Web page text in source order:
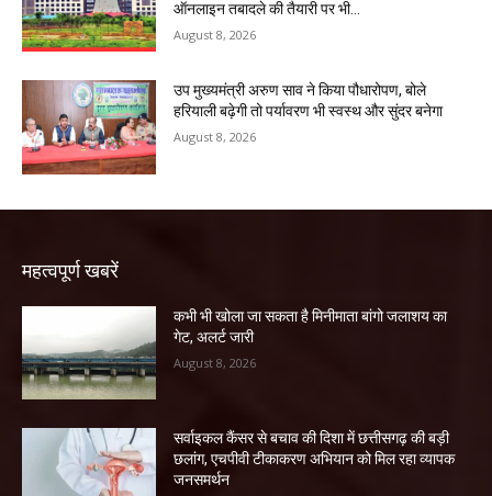
ऑनलाइन तबादले की तैयारी पर भी...
August 8, 2026
उप मुख्यमंत्री अरुण साव ने किया पौधारोपण, बोले
हरियाली बढ़ेगी तो पर्यावरण भी स्वस्थ और सुंदर बनेगा
August 8, 2026
महत्वपूर्ण खबरें
कभी भी खोला जा सकता है मिनीमाता बांगो जलाशय का
गेट, अलर्ट जारी
August 8, 2026
सर्वाइकल कैंसर से बचाव की दिशा में छत्तीसगढ़ की बड़ी
छलांग, एचपीवी टीकाकरण अभियान को मिल रहा व्यापक
जनसमर्थन